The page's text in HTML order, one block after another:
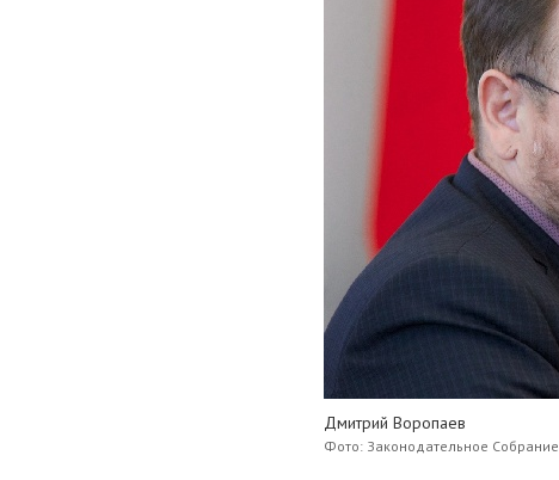
Дмитрий Воропаев
Фото: Законодательное Собрание